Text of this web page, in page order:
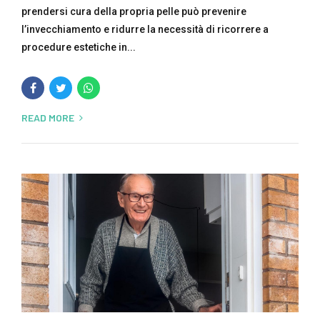
prendersi cura della propria pelle può prevenire
l’invecchiamento e ridurre la necessità di ricorrere a
procedure estetiche in...
READ MORE